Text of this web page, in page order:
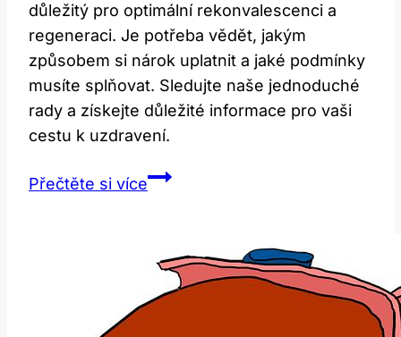
důležitý pro optimální rekonvalescenci a
regeneraci. Je potřeba vědět, jakým
způsobem si nárok uplatnit a jaké podmínky
musíte splňovat. Sledujte naše jednoduché
rady a získejte důležité informace pro vaši
cestu k uzdravení.
Přečtěte si víceNárok
operaci
štítné